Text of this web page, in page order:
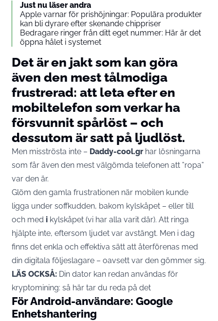
Just nu läser andra
Apple varnar för prishöjningar: Populära produkter
kan bli dyrare efter skenande chippriser
Bedragare ringer från ditt eget nummer: Här är det
öppna hålet i systemet
Det är en jakt som kan göra
även den mest tålmodiga
frustrerad: att leta efter en
mobiltelefon som verkar ha
försvunnit spårlöst – och
dessutom är satt på ljudlöst.
Men misströsta inte – Daddy-cool.grhar lösningarna
som får även den mest välgömda telefonen att ”ropa”
var den är.
Glöm den gamla frustrationen när mobilen kunde
ligga under soffkudden, bakom kylskåpet – eller till
och med i kylskåpet (vi har alla varit där). Att ringa
hjälpte inte, eftersom ljudet var avstängt. Men i dag
finns det enkla och effektiva sätt att återförenas med
din digitala följeslagare – oavsett var den gömmer sig.
LÄS OCKSÅ: Din dator kan redan användas för
kryptomining: så här tar du reda på det
För Android-användare: Google
Enhetshantering